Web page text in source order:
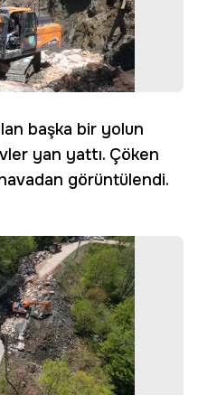
başka bir yolun
yan yattı. Çöken
görüntülendi.